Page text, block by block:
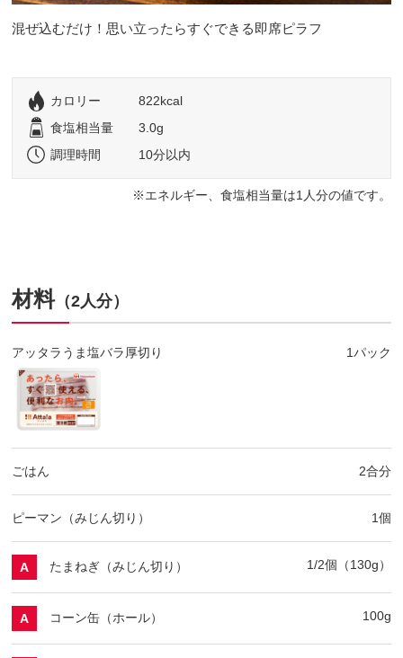
混ぜ込むだけ！思い立ったらすぐできる即席ピラフ
カロリー
822kcal
食塩相当量
3.0g
調理時間
10分以内
エネルギー、食塩相当量は1人分の値です。
材料（2人分）
アッタラうま塩バラ厚切り 1パック
ごはん 2合分
ピーマン（みじん切り） 1個
A たまねぎ（みじん切り） 1/2個（130g）
A コーン缶（ホール） 100g